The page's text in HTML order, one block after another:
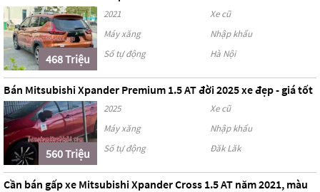
468 Triệu
2021
Xe cũ
Máy xăng
Nhập khẩu
Số tự động
Hà Nội
Bán Mitsubishi Xpander Premium 1.5 AT đời 2025 xe đẹp - giá tốt
560 Triệu
2025
Xe cũ
Máy xăng
Nhập khẩu
Số tự động
Đăk Lăk
Cần bán gấp xe Mitsubishi Xpander Cross 1.5 AT năm 2021, màu